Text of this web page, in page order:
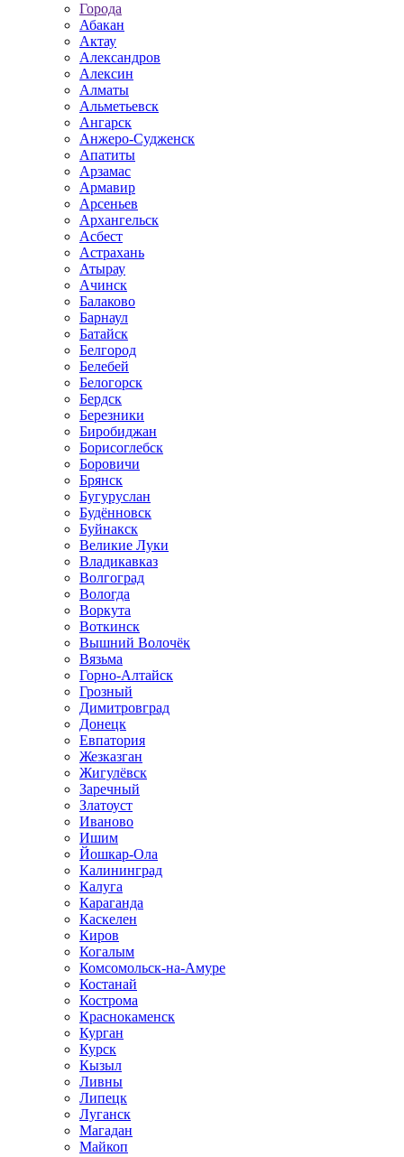
Города
Абакан
Актау
Александров
Алексин
Алматы
Альметьевск
Ангарск
Анжеро-Судженск
Апатиты
Арзамас
Армавир
Арсеньев
Архангельск
Асбест
Астрахань
Атырау
Ачинск
Балаково
Барнаул
Батайск
Белгород
Белебей
Белогорск
Бердск
Березники
Биробиджан
Борисоглебск
Боровичи
Брянск
Бугуруслан
Будённовск
Буйнакск
Великие Луки
Владикавказ
Волгоград
Вологда
Воркута
Воткинск
Вышний Волочёк
Вязьма
Горно-Алтайск
Грозный
Димитровград
Донецк
Евпатория
Жезказган
Жигулёвск
Заречный
Златоуст
Иваново
Ишим
Йошкар-Ола
Калининград
Калуга
Караганда
Каскелен
Киров
Когалым
Комсомольск-на-Амуре
Костанай
Кострома
Краснокаменск
Курган
Курск
Кызыл
Ливны
Липецк
Луганск
Магадан
Майкоп